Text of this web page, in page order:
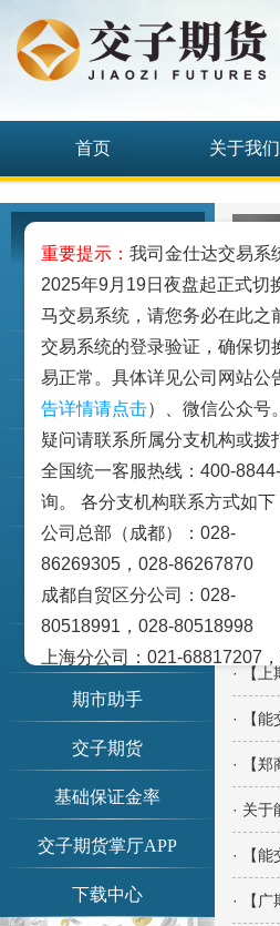
首页 关于我们
我要开户
期权仿真
客户手册
账单查询
交易提示
期市日历
信息公示
期市助手
交子期货
基础保证金率
交子期货掌厅APP
下载中心
· 【中
· 【
· 关于
· 【大
· 【中
· 【
· 【郑
· 【
· 【
· 【
· 关
· 【
· 【
重要提示： 我司金仕达交易系
2025年9月19日夜盘起正式切
马交易系统，请您务必在此之
交易系统的登录验证，确保切
易正常。具体详见公司网站公
告详情请点击）、微信公众号
疑问请联系所属分支机构或拨
全国统一客服热线：400-
询。 各分支机构联系方式如下
公司总部（成都）：028-
86269305，028-86267870
成都自贸区分公司：028-
80518991，028-80518998
上海分公司：021-68817207
68817209
北京营业部：010-65005128
广州营业部：020-28129909，
青岛营业部：0532-83101951
0532-83101962
天津营业部：022-58812601
58812610